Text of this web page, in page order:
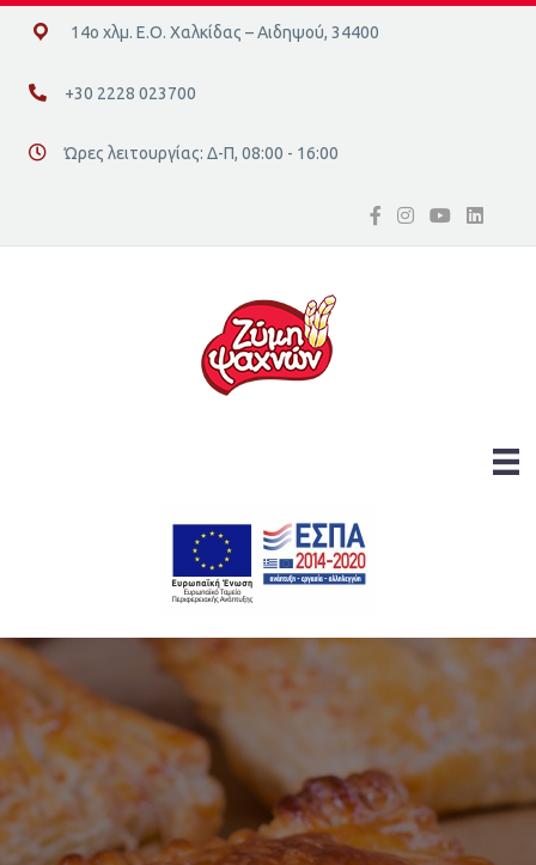
14ο χλμ. Ε.Ο. Χαλκίδας – Αιδηψού, 34400
14ο χλμ. Ε.Ο. Χαλκίδας – Αιδηψού, 34400
+30 2228 023700
+30 2228 023700
Διεύθυνση οδός 16, Ελλάδα
Ώρες λειτουργίας: Δ-Π, 08:00 - 16:00